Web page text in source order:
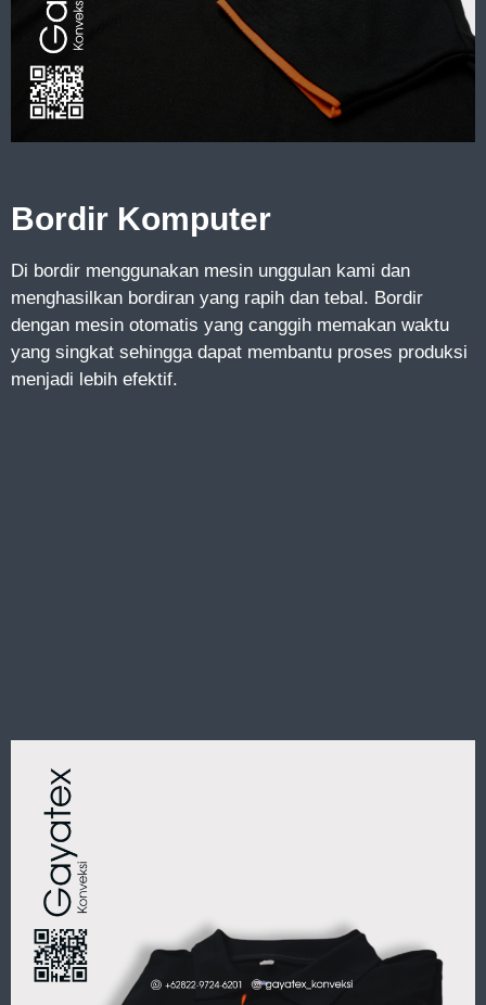
Bordir Komputer
Di bordir menggunakan mesin unggulan kami dan
menghasilkan bordiran yang rapih dan tebal. Bordir
dengan mesin otomatis yang canggih memakan waktu
yang singkat sehingga dapat membantu proses produksi
menjadi lebih efektif.